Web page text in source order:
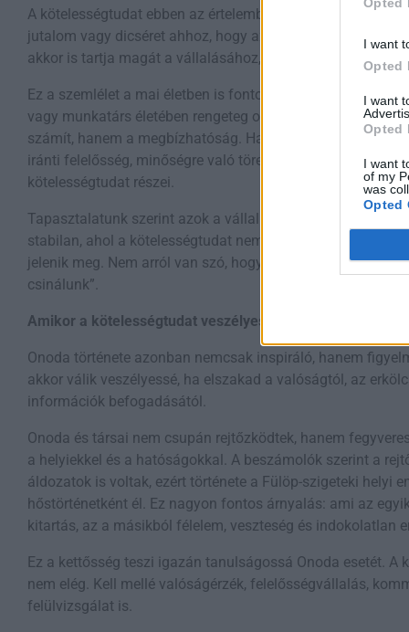
I want
Opted
I want
Opted
I want
of my
was
Opted
A kötelességtudat ebben az értelemben belső iránytű. Nem
jutalom vagy dicséret ahhoz, hogy az ember elvégezze a
akkor is tartja magát a vállalásához, amikor senki sem
Ez a szemlélet a mai életben is fontos. Egy vállalkozó,
vagy munkatárs életében rengeteg olyan helyzet van,
számít, hanem a megbízhatóság. Határidők betartása,
iránti felelősség, minőségre való törekvés, következetes
kötelességtudat részei.
Tapasztalatunk szerint azok a vállalkozások és
stabilan, ahol a kötelességtudat nem kényszerként, hanem
jelenik meg. Nem arról van szó, hogy „muszáj”, hanem
csinálunk”.
Amikor a kötelességtudat veszélyessé válik
Onoda története azonban nemcsak inspiráló, hanem
akkor válik veszélyessé, ha elszakad a valóságtól, az
információk befogadásától.
Onoda és társai nem csupán rejtőzködtek, hanem
a helyiekkel és a hatóságokkal. A beszámolók szerint a
áldozatok is voltak, ezért története a Fülöp-szigeteki helyi
hőstörténetként él. Ez nagyon fontos árnyalás: ami az
kitartás, az a másikból félelem, veszteség és indokolatlan
Ez a kettősség teszi igazán tanulságossá Onoda esetét. A
nem elég. Kell mellé valóságérzék, felelősségvállalás,
felülvizsgálat is.